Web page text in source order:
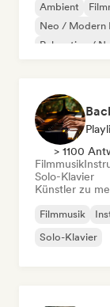
Ambient
Neo / Modern
Relaxation /
> 1100
Filmmusik
Solo-Klavier
Künstler zu
Filmmusik
Solo-Klavier